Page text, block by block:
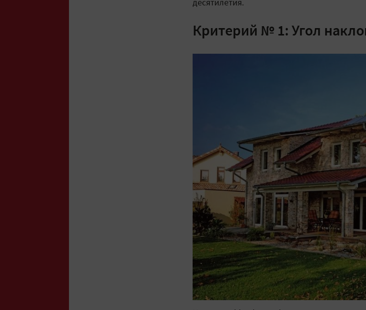
десятилетия.
Критерий № 1: Угол